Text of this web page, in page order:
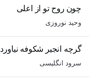
چون روح تو از اعلی
وحید نوروزی
گرچه انجیر شکوفه نیاورد
سرود انگلیسی